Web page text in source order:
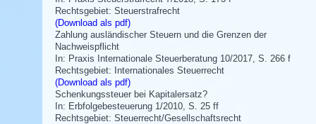
Rechtsgebiet: Steuerstrafrecht
(Download als pdf)
Zahlung ausländischer Steuern und die Grenzen der
Nachweispflicht
In: Praxis Internationale Steuerberatung 10/2017, S. 266 f
Rechtsgebiet: Internationales Steuerrecht
(Download als pdf)
Schenkungssteuer bei Kapitalersatz?
In: Erbfolgebesteuerung 1/2010, S. 25 ff
Rechtsgebiet: Steuerrecht/Gesellschaftsrecht